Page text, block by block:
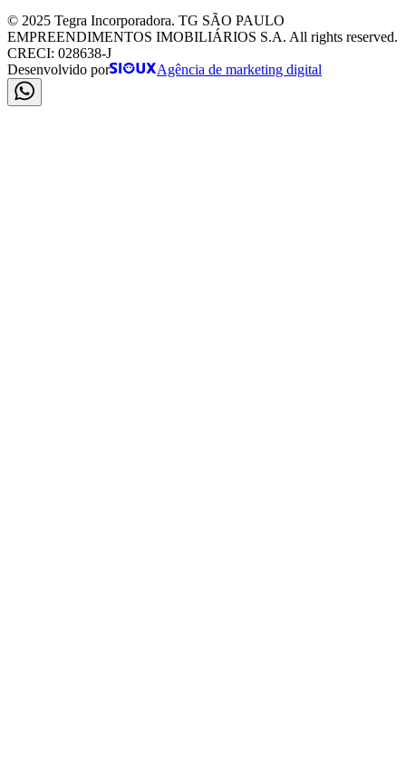
© 2025 Tegra Incorporadora. TG SÃO PAULO
EMPREENDIMENTOS IMOBILIÁRIOS S.A. All rights reserved.
CRECI: 028638-J
Desenvolvido por
Agência de marketing digital